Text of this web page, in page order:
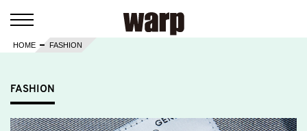
HOME FASHION
FASHION